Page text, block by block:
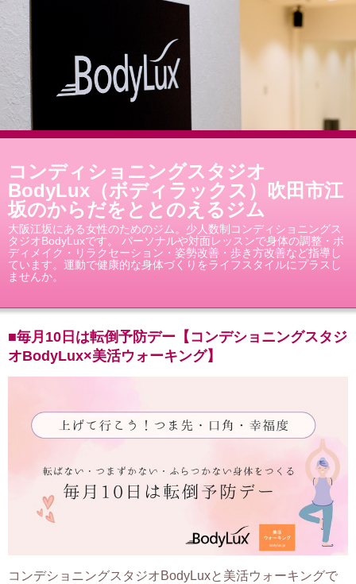
コンディショニングスタジオ
BodyLux（ボディラックス）吹田市江
坂のからだをととのえるジム
大阪江坂にある女性のためのジム。少人数制コンディショニングス
タジオBodyLuxです。 パーソナルや対面レッスンで身体の調整・ボ
ディメイク・リラクセーション・姿勢改善・歩き方改善など指導し
ています。運動で健康的な身体づくりをライフスタイルにプラスし
ませんか。
■毎月10日は転倒予防デー【コンデショニングスタジ
オBodyLux×美活ウォーキング】
コンデショニングスタジオBodyLuxと美活ウォーキングで